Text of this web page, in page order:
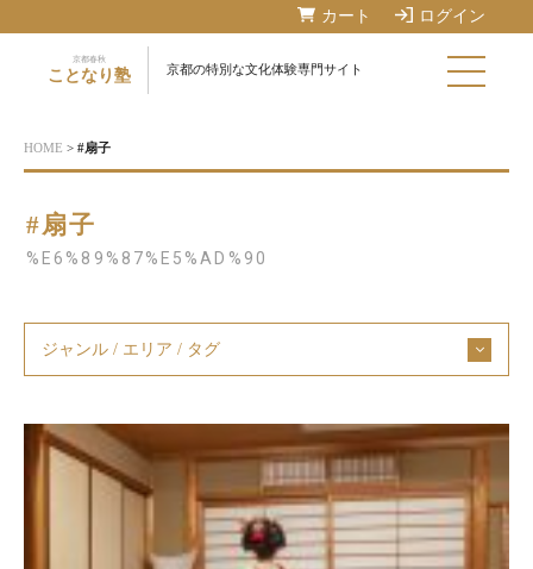
カート ログイン
京都春秋
ことなり塾 京都の特別な文化体験専門サイト
HOME > #扇子
#扇子
%E6%89%87%E5%AD%90
ジャンル / エリア / タグ